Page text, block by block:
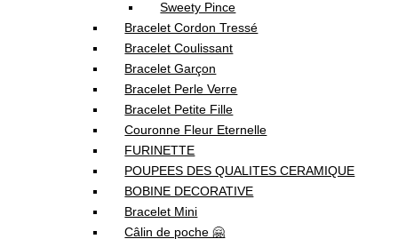
Sweety Pince
Bracelet Cordon Tressé
Bracelet Coulissant
Bracelet Garçon
Bracelet Perle Verre
Bracelet Petite Fille
Couronne Fleur Eternelle
FURINETTE
POUPEES DES QUALITES CERAMIQUE
BOBINE DECORATIVE
Bracelet Mini
Câlin de poche 🤗